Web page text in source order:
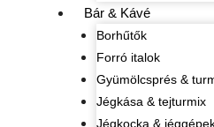
Bár & Kávé
Borhűtők
Forró italok
Gyümölcsprés &
Jégkása & tejturmix
Jégkocka &